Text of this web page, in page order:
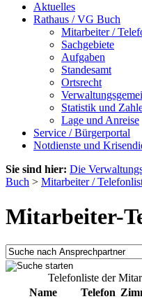
Aktuelles
Rathaus / VG Buch
Mitarbeiter /
Sachgebiete
Aufgaben
Standesamt
Ortsrecht
Statistik und
Lage und Anreise
Service / Bürgerportal
Notdienste und
Sie sind hier: Die
Buch > Mitarbeiter /
Mitarbeiter-
Telefonliste der
Name
Telefon